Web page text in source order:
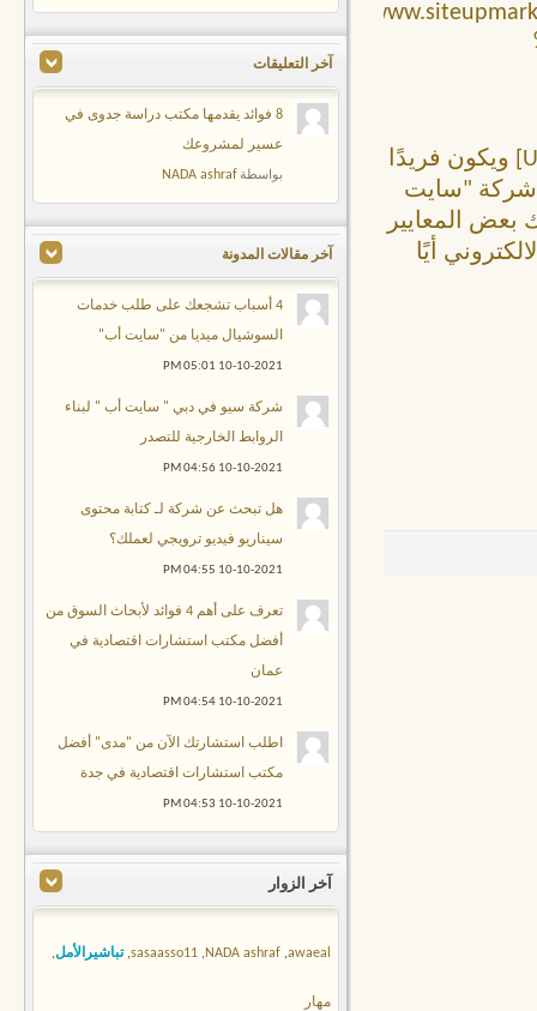
[URL="https://
%d8%ac%d9%8a%d8%af-%d9%84/"]كتابة محتوى حصري[/URL] ويكون فريدًا
شركة "سايت
المعايير
أيًا
آخر التعليقات
8 فوائد يقدمها مكتب دراسة جدوى في
عسير لمشروعك
بواسطةNADA ashraf
آخر مقالات المدونة
4 أسباب تشجعك على طلب خدمات
السوشيال ميديا من "سايت أب"
10-10-2021
05:01 PM
شركة سيو في دبي " سايت أب " لبناء
الروابط الخارجية للتصدر
10-10-2021
04:56 PM
هل تبحث عن شركة لـ كتابة محتوى
سيناريو فيديو ترويجي لعملك؟
10-10-2021
04:55 PM
تعرف على أهم 4 فوائد لأبحاث السوق من
أفضل مكتب استشارات اقتصادية في
عمان
10-10-2021
04:54 PM
اطلب استشارتك الآن من "مدى" أفضل
مكتب استشارات اقتصادية في جدة
10-10-2021
04:53 PM
آخر الزوار
awaeal
,
NADA ashraf
,
sasaasso11
, تباشيرالأمل,
مهار